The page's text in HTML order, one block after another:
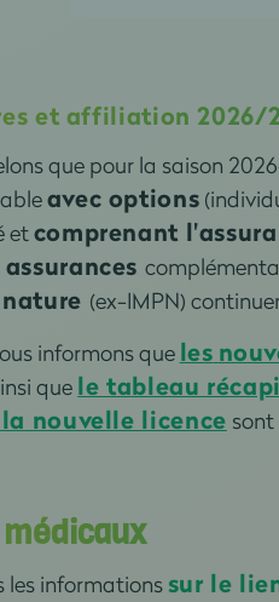
et affiliation 2026/
que pour la saison
avec options
etcomprenant
assurances
(ex-IMPN)
informons que les
que le tableau
nouvelle licence sont
les informationssur le